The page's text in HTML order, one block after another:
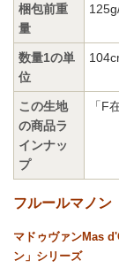
梱包前重
量
数量1の単
位
この生地
の商品ラ
インナッ
プ
「F
フルールマノン
マドゥヴァンMas
ン」シリーズ